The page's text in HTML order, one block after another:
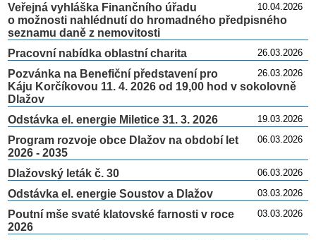
10.04.2026
Veřejná vyhláška Finančního úřadu
o možnosti nahlédnutí do hromadného předpisného
seznamu daně z nemovitosti
26.03.2026
Pracovní nabídka oblastní charita
26.03.2026
Pozvánka na Benefiční představení pro
Káju Korčíkovou 11. 4. 2026 od 19,00 hod v sokolovně
Dlažov
19.03.2026
Odstávka el. energie Miletice 31. 3. 2026
06.03.2026
Program rozvoje obce Dlažov na období let
2026 - 2035
06.03.2026
Dlažovský leták č. 30
03.03.2026
Odstávka el. energie Soustov a Dlažov
03.03.2026
Poutní mše svaté klatovské farnosti v roce
2026